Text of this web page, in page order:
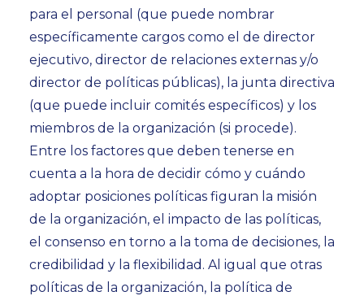
para el personal (que puede nombrar
específicamente cargos como el de director
ejecutivo, director de relaciones externas y/o
director de políticas públicas), la junta directiva
(que puede incluir comités específicos) y los
miembros de la organización (si procede).
Entre los factores que deben tenerse en
cuenta a la hora de decidir cómo y cuándo
adoptar posiciones políticas figuran la misión
de la organización, el impacto de las políticas,
el consenso en torno a la toma de decisiones, la
credibilidad y la flexibilidad. Al igual que otras
políticas de la organización, la política de